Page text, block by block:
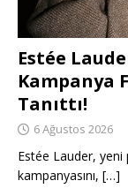
Estée
Kampanya
Tanıttı!
6 Ağustos 2026
Estée Lauder, yeni
kampanyasını, […]